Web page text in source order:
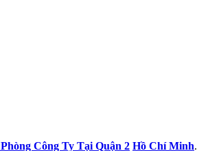
Công Ty Tại Quận 2 Hồ Chí Minh.